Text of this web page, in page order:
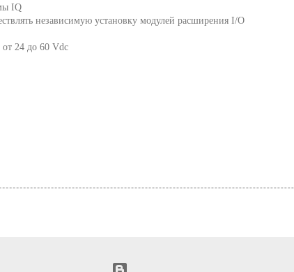
IQ
независимую установку модулей расширения I/O
от 24 до 60 Vdc